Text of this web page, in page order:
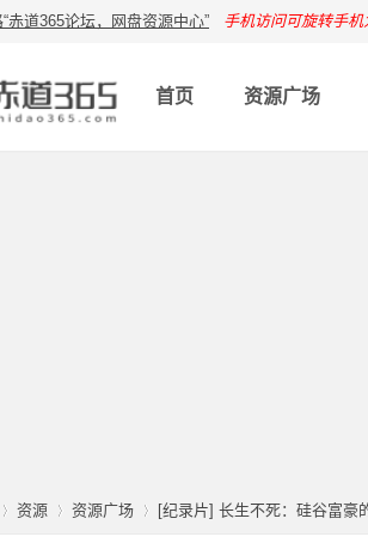
赤道365论坛，网盘资源中心” 手机访问可旋转手
首页 资源广场
资源 资源广场 [纪录片] 长生不死：硅谷富豪